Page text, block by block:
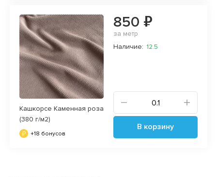
Кашкорсе Каменная роза
(380 г/м2)
+18 бонусов
850 ₽
за метр
Наличие: 12.5
В корзину